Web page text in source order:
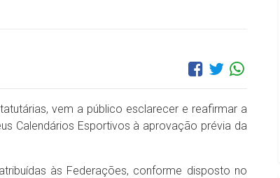
vem a público esclarecer e reafirmar a
Calendários Esportivos à aprovação prévia da
às Federações, conforme disposto no